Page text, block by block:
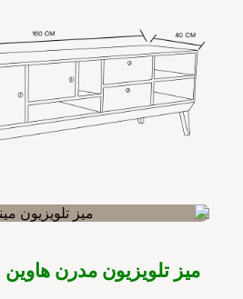
میز تلویزیون مدرن هاوین